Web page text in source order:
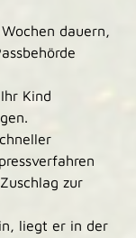
dauern,
Kind
zur
liegt er in der